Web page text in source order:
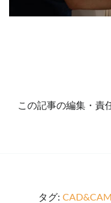
この記事の編集・責
タグ: